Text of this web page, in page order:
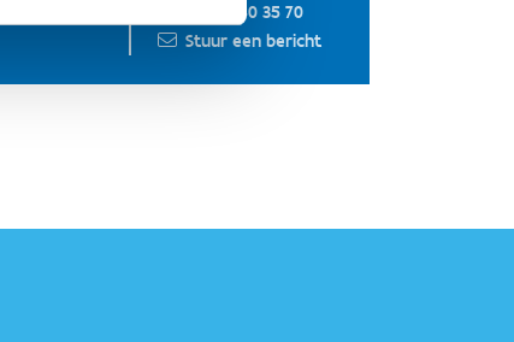
+32 3 640 35 70
Stuur een bericht